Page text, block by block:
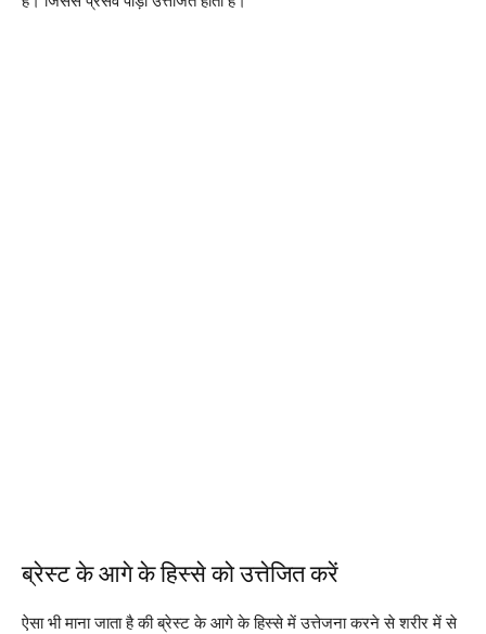
ब्रेस्ट के आगे के हिस्से को उत्तेजित करें
ऐसा भी माना जाता है की ब्रेस्ट के आगे के हिस्से में उत्तेजना करने से शरीर में से